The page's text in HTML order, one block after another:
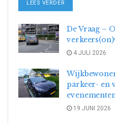
LEES VERDER
De Vraag –
4 JULI 2026
parkeer- en
19 JUNI 2026